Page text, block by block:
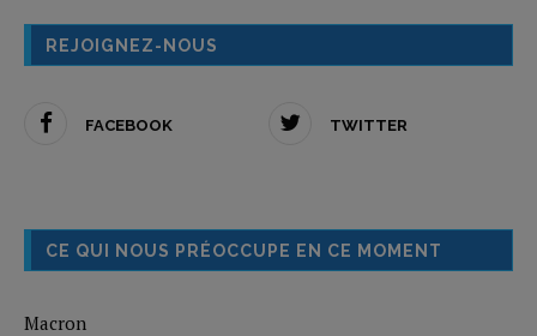
REJOIGNEZ-NOUS
FACEBOOK TWITTER
CE QUI NOUS PRÉOCCUPE EN CE MOMENT
Macron